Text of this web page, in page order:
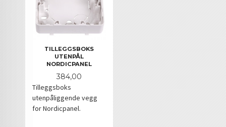
TILLEGGSBOKS
UTENPÅL
NORDICPANEL
Pris
384,00
Tilleggsboks
utenpåliggende vegg
for Nordicpanel.